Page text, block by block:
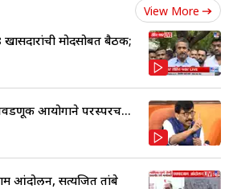
View More
मोदींसोबत बैठक;
आयोगाने परस्परच...
आंदोलन, सत्यजित तांबे